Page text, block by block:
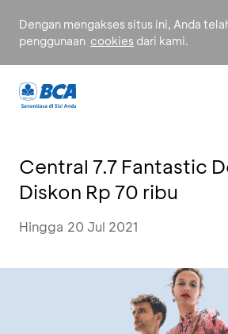
Dengan mengakses situs ini, Anda
penggunaan cookies dari kami.
Central 7.7 Fantastic
Diskon Rp 70 ribu
Hingga 20 Jul 2021